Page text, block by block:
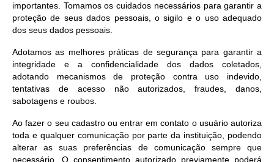
importantes. Tomamos os cuidados necessários para garantir a
proteção de seus dados pessoais, o sigilo e o uso adequado
dos seus dados pessoais.
Adotamos as melhores práticas de segurança para garantir a
integridade e a confidencialidade dos dados coletados,
adotando mecanismos de proteção contra uso indevido,
tentativas de acesso não autorizados, fraudes, danos,
sabotagens e roubos.
Ao fazer o seu cadastro ou entrar em contato o usuário autoriza
toda e qualquer comunicação por parte da instituição, podendo
alterar as suas preferências de comunicação sempre que
necessário. O consentimento autorizado previamente poderá